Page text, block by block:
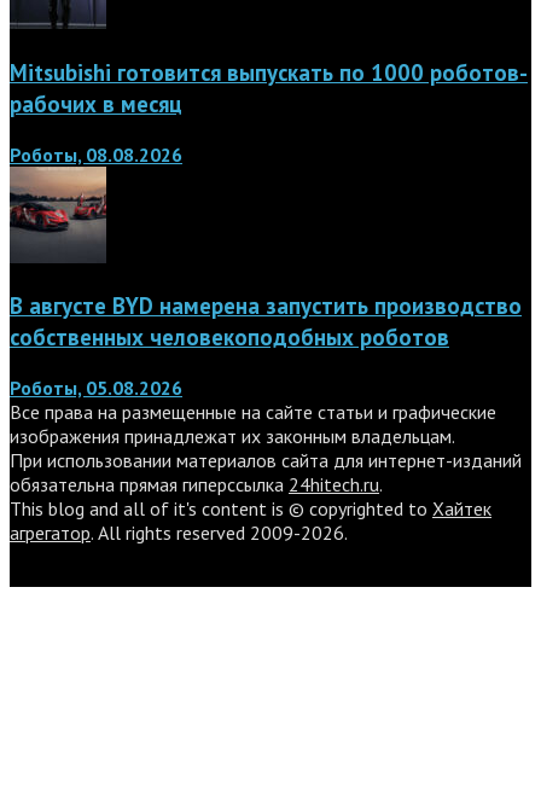
Mitsubishi готовится выпускать по 1000 роботов-
рабочих в месяц
Роботы, 08.08.2026
В августе BYD намерена запустить производство
собственных человекоподобных роботов
Роботы, 05.08.2026
Все права на размещенные на сайте статьи и графические
изображения принадлежат их законным владельцам.
При использовании материалов сайта для интернет-изданий
обязательна прямая гиперссылка 24hitech.ru.
This blog and all of it's content is © copyrighted to Хайтек
агрегатор. All rights reserved 2009-2026.